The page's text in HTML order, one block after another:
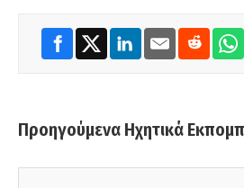
Προηγούμενα Ηχητικά